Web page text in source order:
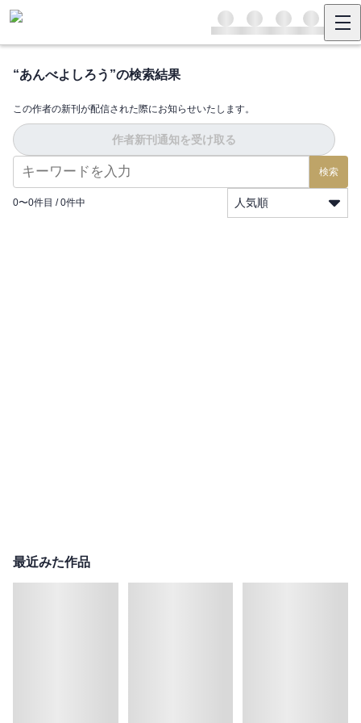
“あんべよしろう ”の検索結果
この作者の新刊が配信された際にお知らせいたします。
作者新刊通知を受け取る
検索
0〜0件目 / 0件中 人気順
最近みた作品